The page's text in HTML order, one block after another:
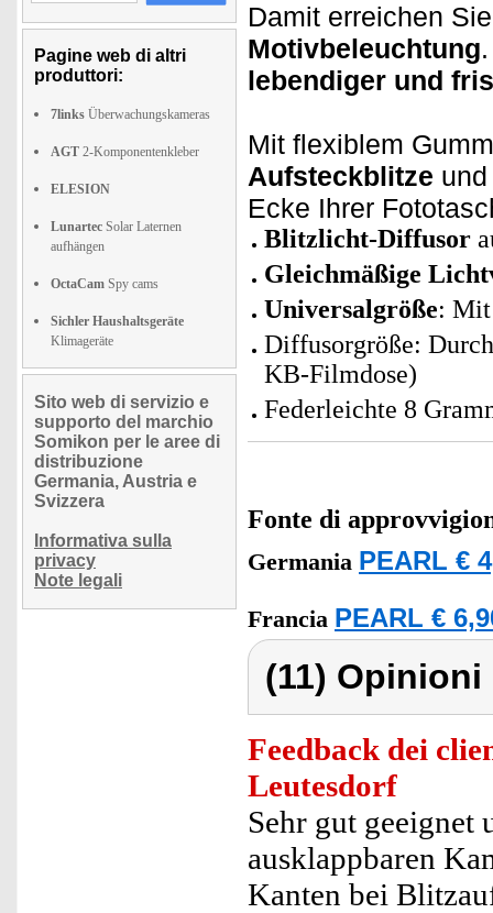
Pagine web di altri
produttori:
7links Überwachungskameras
AGT 2-Komponentenkleber
ELESION
Lunartec Solar Laternen
aufhängen
OctaCam Spy cams
Sichler Haushaltsgeräte
Klimageräte
Sito web di servizio e
supporto del marchio
Somikon per le aree di
distribuzione
Germania, Austria e
Svizzera
Informativa sulla
privacy
Note legali
Damit erreichen
Motivbeleuchtung
lebendiger und
Mit flexiblem
Aufsteckblitze
Ecke Ihrer
Blitzlicht-Diffusor
Gleichmäßige
Universalgröße: Mit
Diffusorgröße:
KB-Filmdose)
Federleichte 8
Fonte di
Germania PEARL €
Francia PEARL €
(11)
Feedback dei
Leutesdorf
Sehr gut geeignet
ausklappbaren
Kanten bei